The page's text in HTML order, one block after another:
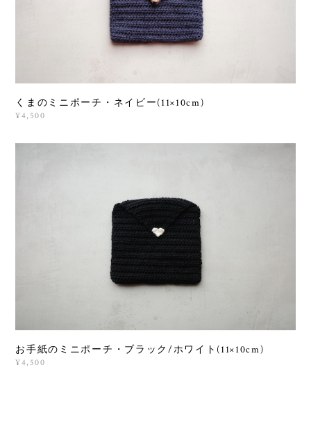
くまのミニポーチ・ネイビー(11×10cm)
¥4,500
お手紙のミニポーチ・ブラック/ホワイト(11×10cm)
¥4,500